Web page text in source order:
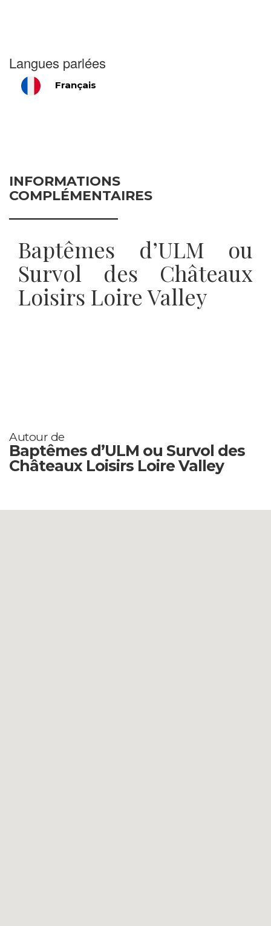
Langues parlées
Français
INFORMATIONS
COMPLÉMENTAIRES
Baptêmes d’ULM ou
Survol des Châteaux
Loisirs Loire Valley
Autour de
Baptêmes d’ULM ou Survol des
Châteaux Loisirs Loire Valley